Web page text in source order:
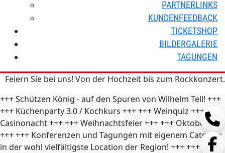
PARTNERLINKS
KUNDENFEEDBACK
TICKETSHOP
BILDERGALERIE
TAGUNGEN
Feiern Sie bei uns! Von der Hochzeit bis zum Rockkonzert.
+++Schützen König - auf den Spuren von Wilhelm Tell! +++
+++ Küchenparty 3.0 / Kochkurs ++++++Weinquiz +++ +++
Casinonacht++++++Weihnachtsfeier++++++ Oktoberfest
++++++ Konferenzen und Tagungen mit eigenem Catering
in der wohl vielfältigste Location der Region! ++++++
+++